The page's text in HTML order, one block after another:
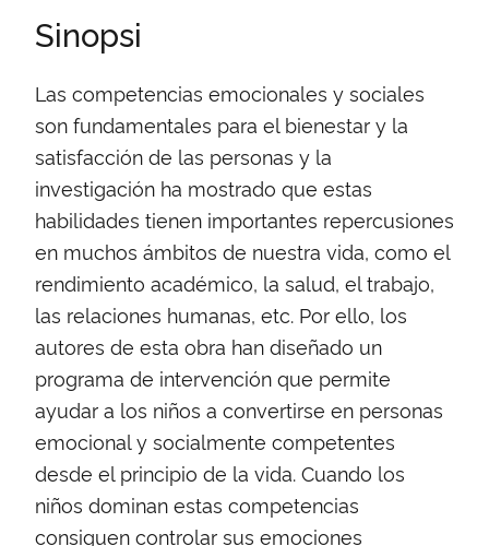
Sinopsi
Las competencias emocionales y sociales
son fundamentales para el bienestar y la
satisfacción de las personas y la
investigación ha mostrado que estas
habilidades tienen importantes repercusiones
en muchos ámbitos de nuestra vida, como el
rendimiento académico, la salud, el trabajo,
las relaciones humanas, etc. Por ello, los
autores de esta obra han diseñado un
programa de intervención que permite
ayudar a los niños a convertirse en personas
emocional y socialmente competentes
desde el principio de la vida. Cuando los
niños dominan estas competencias
consiguen controlar sus emociones